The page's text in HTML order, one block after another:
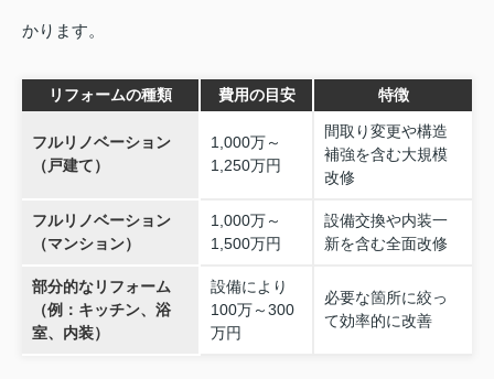
かります。
リフォームの種類 費用の目安 特徴
フルリノベーション
（戸建て）
1,000万～
1,250万円
間取り変更や構造
補強を含む大規模
改修
フルリノベーション
（マンション）
1,000万～
1,500万円
設備交換や内装一
新を含む全面改修
部分的なリフォーム
（例：キッチン、浴
室、内装）
設備により
100万～300
万円
必要な箇所に絞っ
て効率的に改善